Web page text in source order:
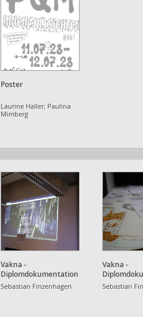
Poster
Laurine Haller; Paulina
Mimberg
Vakna -
Diplomdokumentation
Sebastian Finzenhagen
Vakna -
Sebastian